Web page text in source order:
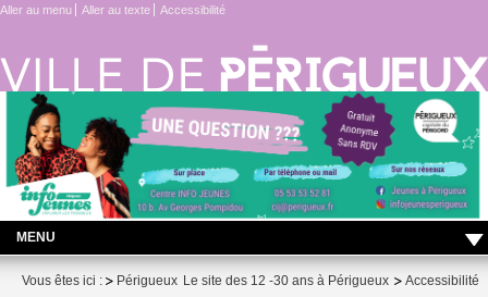
Aller au menu Aller au texte Accessibilité
MENU
LES ACTUS DU CENTRE INFO JEUNES !
Vous êtes ici : Périgueux Le site des 12 -30 ans à Périgueux Accessibilité